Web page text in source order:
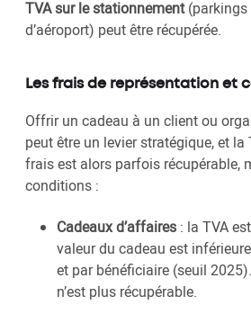
TVA sur le stationnement(parkings
d’aéroport) peut être récupérée.
Les frais de représentation et
Offrir un cadeau à un client ou
peut être un levier stratégique, et la
frais est alors parfois récupérable,
conditions :
Cadeaux d’affaires : la TVA
valeur du cadeau est
et par bénéficiaire (seuil
n’est plus récupérable.